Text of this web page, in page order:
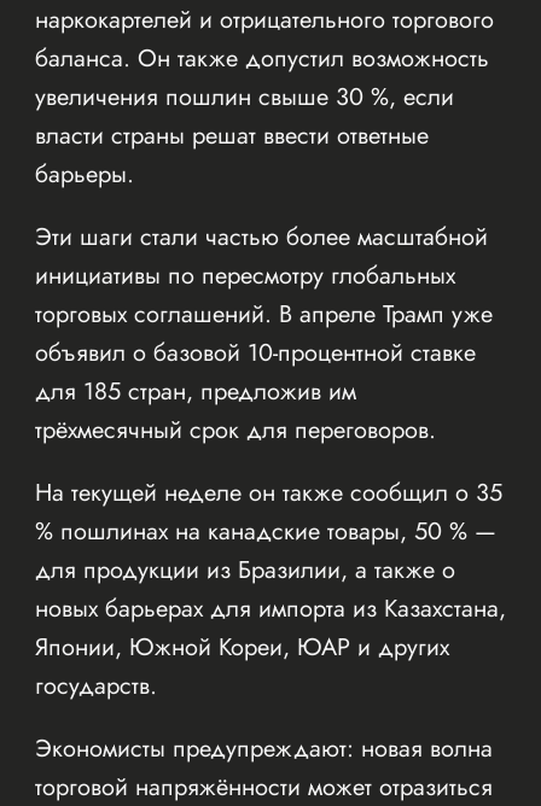
наркокартелей и отрицательного торгового
баланса. Он также допустил возможность
увеличения пошлин свыше 30 %, если
власти страны решат ввести ответные
барьеры.
Эти шаги стали частью более масштабной
инициативы по пересмотру глобальных
торговых соглашений. В апреле Трамп уже
объявил о базовой 10-процентной ставке
для 185 стран, предложив им
трёхмесячный срок для переговоров.
На текущей неделе он также сообщил о 35
% пошлинах на канадские товары, 50 % —
для продукции из Бразилии, а также о
новых барьерах для импорта из Казахстана,
Японии, Южной Кореи, ЮАР и других
государств.
Экономисты предупреждают: новая волна
торговой напряжённости может отразиться